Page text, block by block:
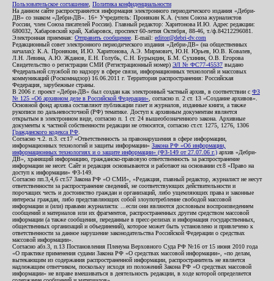
Пользовательское соглашение Политика конфиденциальности
На данном сайте распространяется информация электронного периодического издания «Дебри-
ДВ» со знаком «Дебри-ДВ». 16+ Учредитель: Пронякин К.А. (член Союза журналистов
России, член Союза писателей России). Главный редактор: Харитонова И.Ю. Адрес редакции:
680032, Хабаровский край, Хабаровск, проспект 60-летия Октября, 88-46, т./ф.84212296081.
Электронная приемная: Отправить сообщение . E-mail: editor@debri-dv.com
Редакционный совет электронного периодического издания «Дебри-ДВ» (на общественных
началах): К.А. Пронякин, И.Ю. Харитонова, А.Э. Мирмович, Ю.Н. Юрьев, Ю.В. Ковалев,
Л.Н. Левина, А.Ю. Жданов, Е.Н. Голубь, С.Н. Бурындин, Б.М. Сухинин, О.В. Егорова
Свидетельство о регистрации СМИ (Регистрационный номер) ЭЛ № ФС77-45537 выдано
Федеральной службой по надзору в сфере связи, информационных технологий и массовых
коммуникаций (Роскомнадзор) 16.06.2011 г. Территория распространения: Российская
Федерация, зарубежные страны.
В 2006 г. проект «Дебри-ДВ» был создан как электронный частный архив, в соответствии с ФЗ
№ 125 «Об архивном деле в Российской Федерации» , согласно п. 2 ст. 13 «Создание архивов».
Основной фонд архива составляют публикации газет и журналов, изданные книги, а также
рукописи по дальневосточной (РФ) тематике. Доступ к архивным документам является
открытым в электронном виде, согласно п. 1 ст. 24 вышеобозначенного закона. Архивные
документы к частной собственности редакции не относятся, согласно ст.ст. 1275, 1276, 1306
Гражданского кодекса РФ
Согласно ч.2. п.3. ст.17 «Ответственность за правонарушения в сфере информации,
информационных технологий и защиты информации» Закона РФ «Об информации,
информационных технологиях и о защите информации» (ФЗ-149 от 27.07.06 г.) архив «Дебри-
ДВ», хранящий информацию, гражданско-правовую ответственность за распространение
информации не несет. Сайт и редакция основываются и работают на основании ст.8 «Право на
доступ к информации» ФЗ-149.
Согласно пп.3,4,6 ст.57 Закона РФ «О СМИ», «Редакция, главный редактор, журналист не несут
ответственности за распространение сведений, не соответствующих действительности и
порочащих честь и достоинство граждан и организаций, либо ущемляющих права и законные
интересы граждан, либо представляющих собой злоупотребление свободой массовой
информации и (или) правами журналиста: ...если они являются дословным воспроизведением
сообщений и материалов или их фрагментов, распространенных другим средством массовой
информации (а также сообщения, переданные в пресс-релизах и информация государственных,
общественных организаций и объединений), которое может быть установлено и привлечено к
ответственности за данное нарушение законодательства Российской Федерации о средствах
массовой информации».
Согласно абз.3, п.13 Постановления Пленума Верховного Суда РФ №16 от 15 июня 2010 года
«О практике применения судами Закона РФ «О средствах массовой информации», «по делам,
вытекающим из содержания распространенной информации, распространитель не является
надлежащим ответчиком, поскольку исходя из положений Закона РФ «О средствах массовой
информации» не вправе вмешиваться в деятельность редакции, в ходе которой определяется